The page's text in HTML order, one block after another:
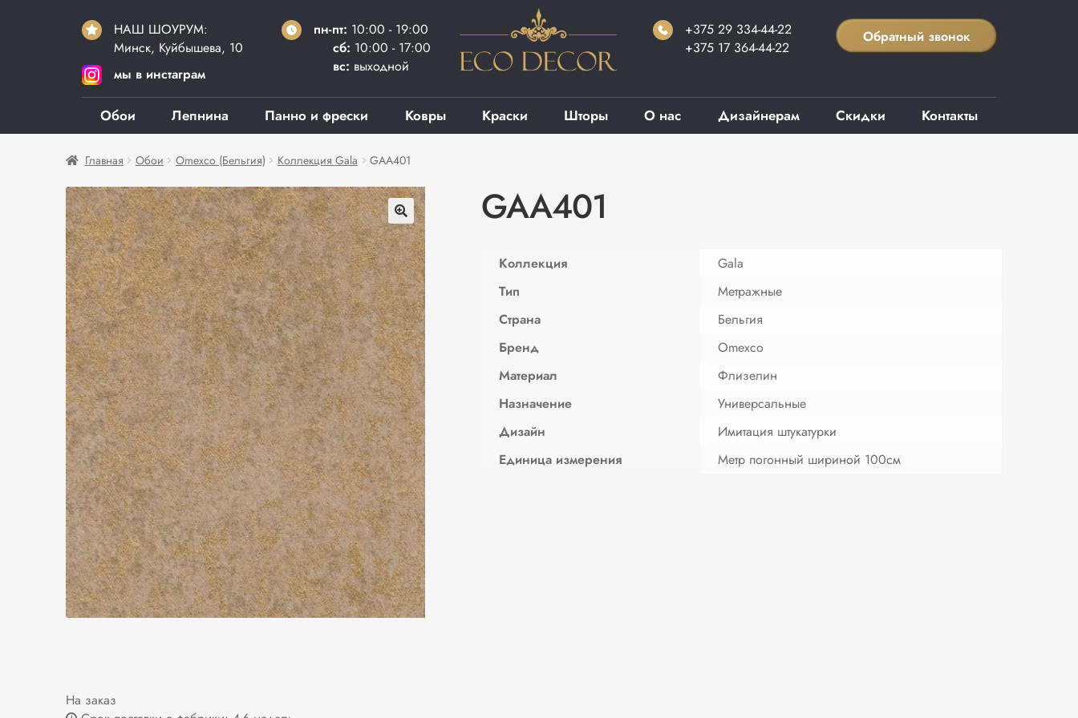
НАШ ШОУРУМ:
Минск, Куйбышева, 10
мы в инстаграм
пн-пт: 10:00 - 19:00
сб: 10:00 - 17:00
вс: выходной
+375 29 334-44-22
+375 17 364-44-22
Обратный звонок
Обои Лепнина Панно и фрески Ковры Краски Шторы О нас Дизайнерам Скидки Контакты
Главная Обои Omexco (Бельгия) Коллекция Gala GAA401
На заказ
GAA401
Коллекция
Gala
Тип
Метражные
Страна
Бельгия
Бренд
Omexco
Материал
Флизелин
Назначение
Универсальные
Дизайн
Имитация штукатурки
Единица измерения
Метр погонный шириной 100см